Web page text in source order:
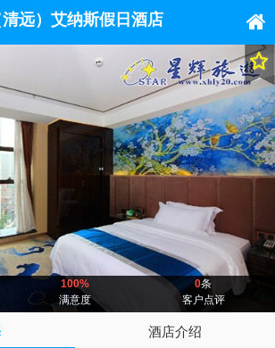
清远）艾纳斯假日酒店
100%
满意度
0条
客户点评
酒店介绍